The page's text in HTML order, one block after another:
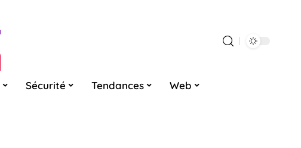
Sécurité Tendances Web